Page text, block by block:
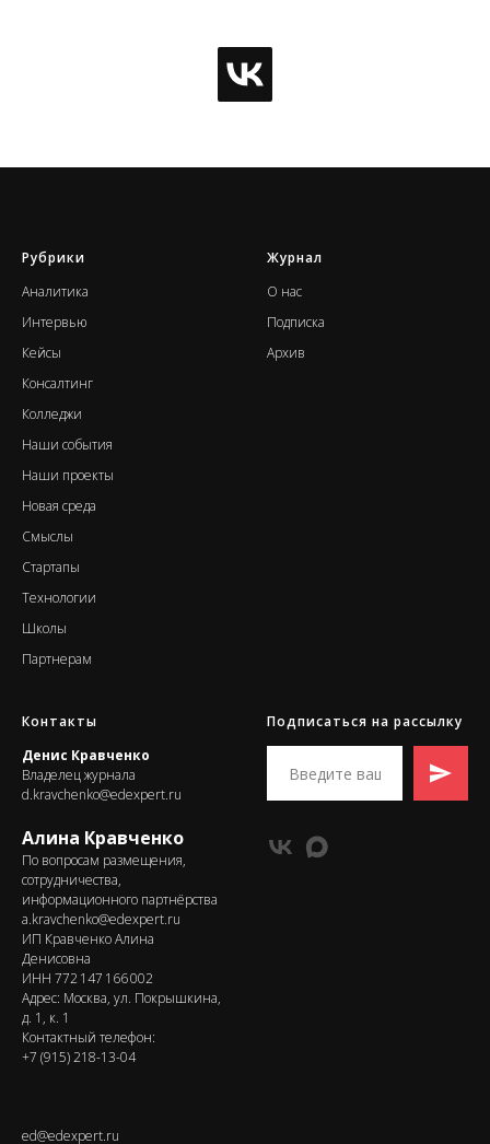
Рубрики
Аналитика
Интервью
Кейсы
Консалтинг
Колледжи
Наши события
Наши проекты
Новая среда
Смыслы
Стартапы
Технологии
Школы
Партнерам
Журнал
О нас
Подписка
Архив
Контакты
Денис Кравченко
Владелец журнала
d.kravchenko@edexpert.ru
Алина Кравченко
По вопросам размещения,
сотрудничества,
информационного партнёрства
a.kravchenko@edexpert.ru
ИП Кравченко Алина
Денисовна
ИНН 772 147 166 002
Адрес: Москва, ул. Покрышкина,
д. 1, к. 1
Контактный телефон:
+7 (915) 218-13-04
ed@edexpert.ru
Подписаться на рассылку